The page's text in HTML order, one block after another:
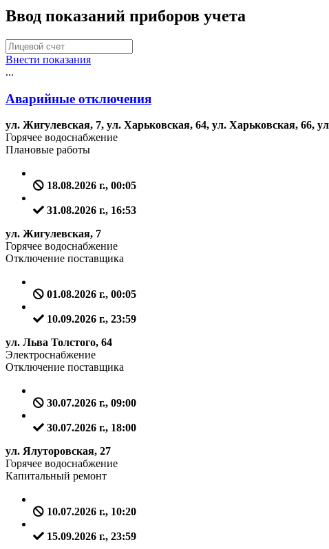
Ввод показаний приборов учета
Внести показания
...
Аварийные отключения
ул. Жигулевская, 7, ул. Харьковская, 64, ул. Харьковская, 66,
Горячее водоснабжение
Плановые работы
18.08.2026 г., 00:05
31.08.2026 г., 16:53
ул. Жигулевская, 7
Горячее водоснабжение
Отключение поставщика
01.08.2026 г., 00:05
10.09.2026 г., 23:59
ул. Льва Толстого, 64
Электроснабжение
Отключение поставщика
30.07.2026 г., 09:00
30.07.2026 г., 18:00
ул. Ялуторовская, 27
Горячее водоснабжение
Капитальный ремонт
10.07.2026 г., 10:20
15.09.2026 г., 23:59